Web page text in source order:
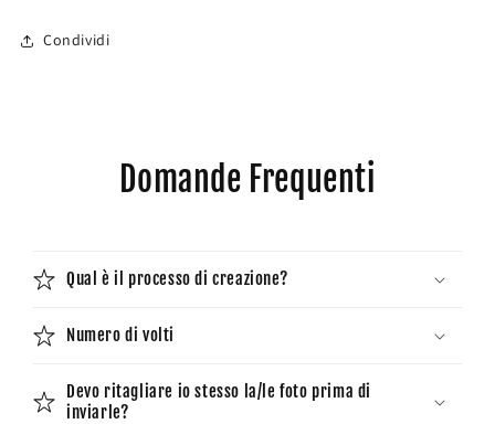
Condividi
Domande Frequenti
Qual è il processo di creazione?
Numero di volti
Devo ritagliare io stesso la/le foto prima di
inviarle?